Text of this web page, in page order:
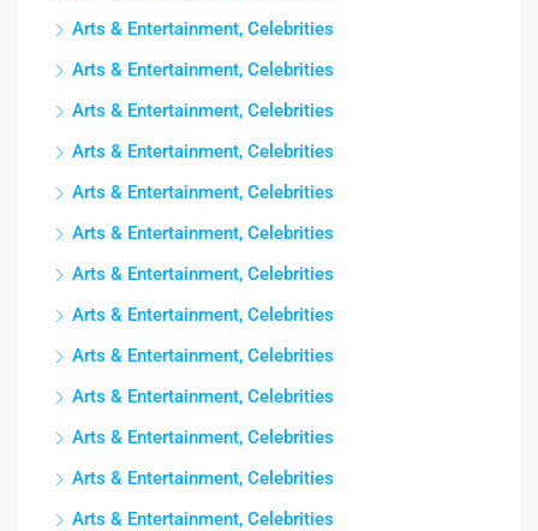
Arts & Entertainment, Celebrities
Arts & Entertainment, Celebrities
Arts & Entertainment, Celebrities
Arts & Entertainment, Celebrities
Arts & Entertainment, Celebrities
Arts & Entertainment, Celebrities
Arts & Entertainment, Celebrities
Arts & Entertainment, Celebrities
Arts & Entertainment, Celebrities
Arts & Entertainment, Celebrities
Arts & Entertainment, Celebrities
Arts & Entertainment, Celebrities
Arts & Entertainment, Celebrities